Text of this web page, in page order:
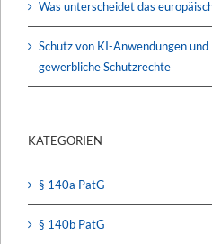
Was unterscheidet das
Schutz von KI-Anwendungen
gewerbliche Schutzrechte
KATEGORIEN
§ 140a PatG
§ 140b PatG